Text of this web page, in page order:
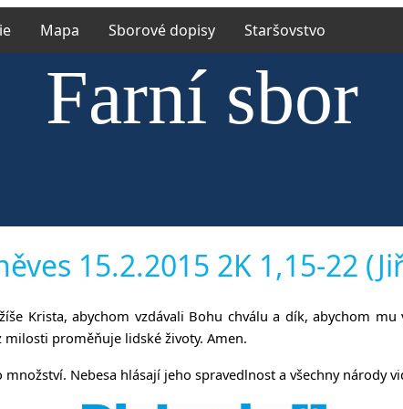
Mapa Sborové dopisy Staršovstvo
Farní sbor
církve
a
15.2.2015 2K 1,15-22
Krista, abychom vzdávali Bohu chválu a dík, abychom
milosti proměňuje lidské životy. Amen.
Nebesa hlásají jeho spravedlnost a všechny národy